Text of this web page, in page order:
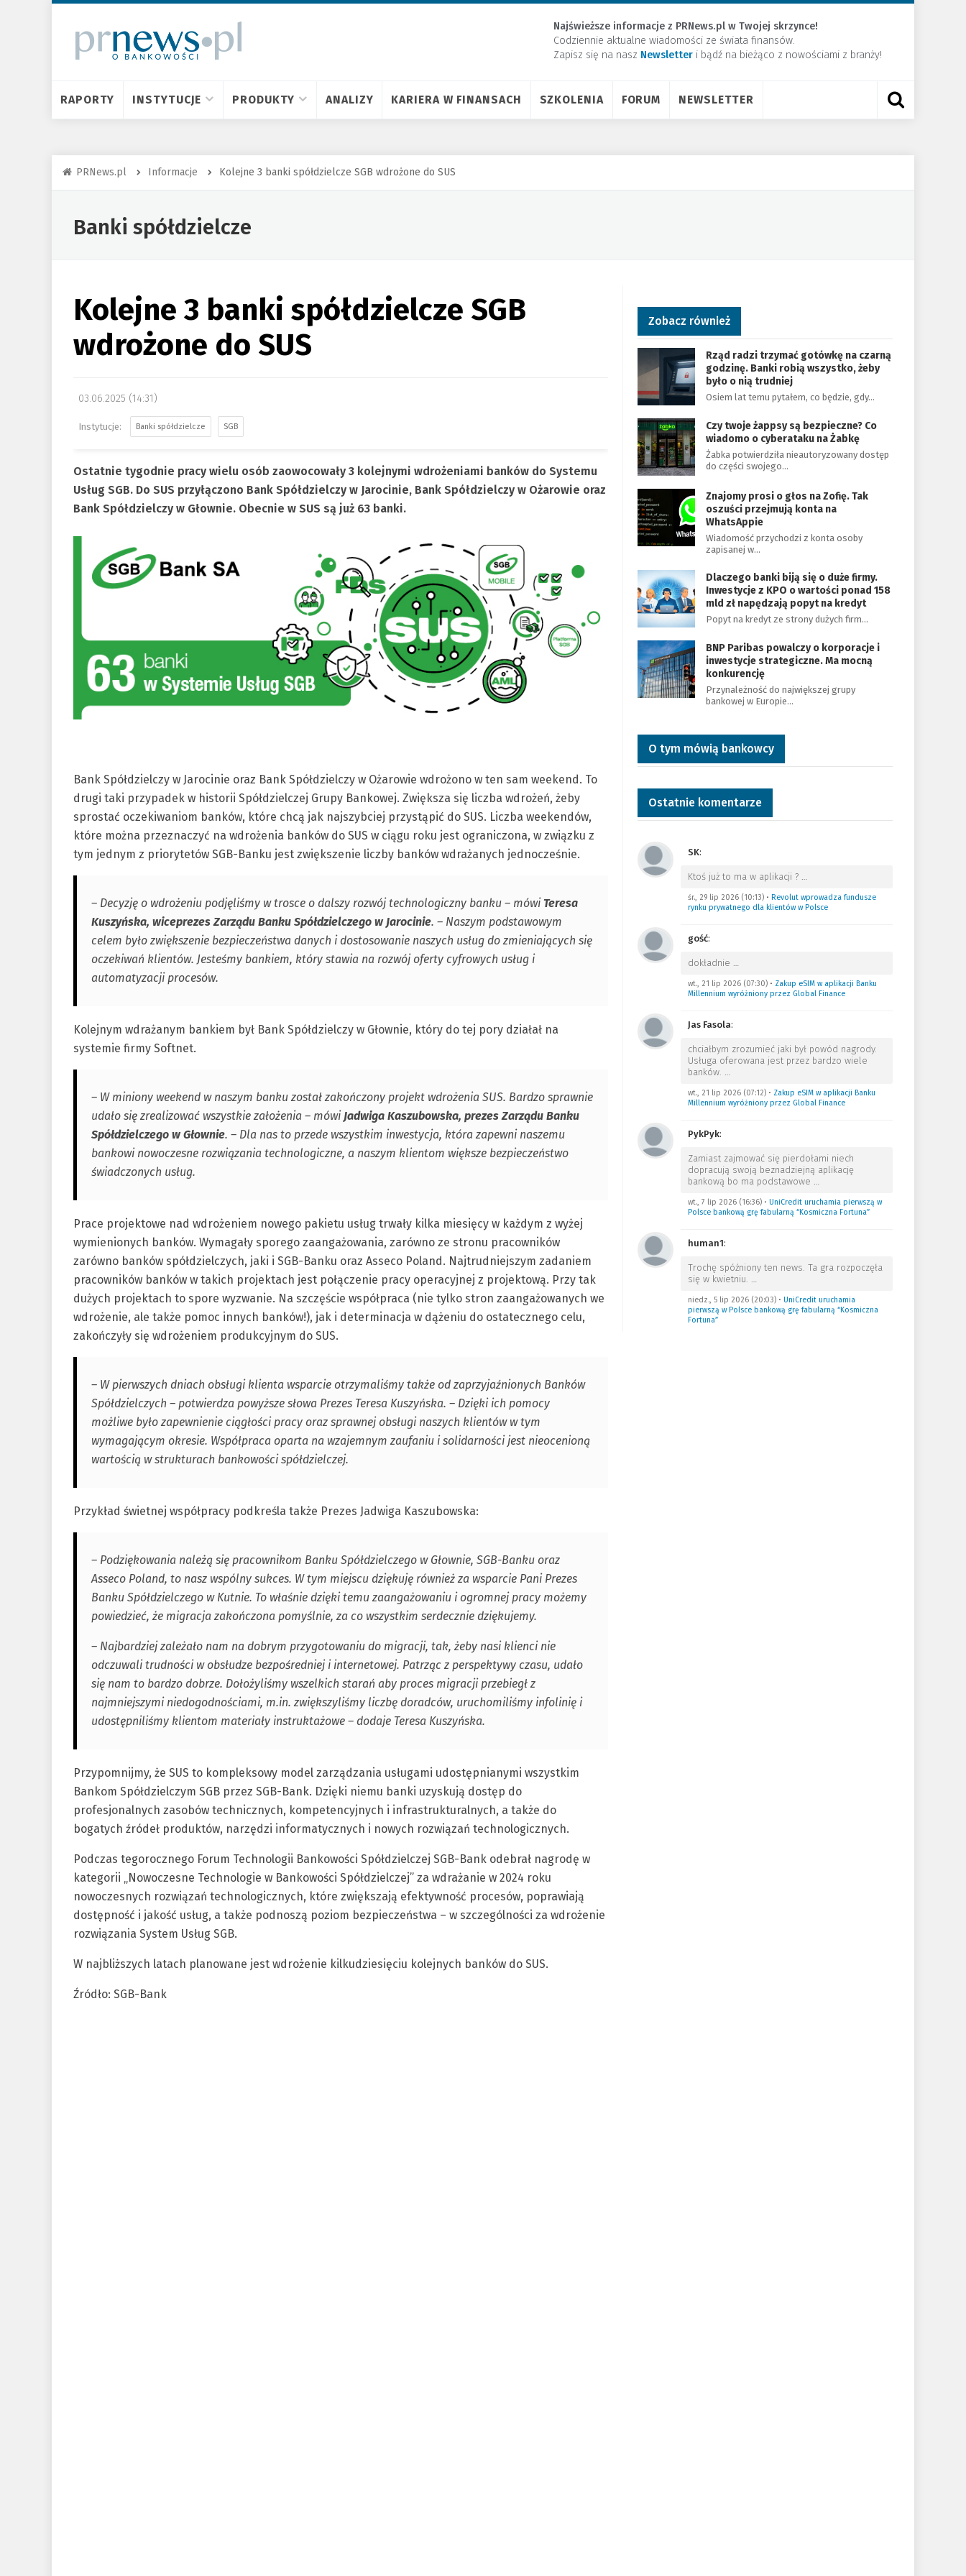
Najświeższe informacje z PRNews.pl w Twojej skrzynce!
Codziennie aktualne wiadomości ze świata finansów.
Zapisz się na nasz Newsletter ​i bądź na bieżąco z nowościami z branży!
RAPORTY INSTYTUCJE PRODUKTY ANALIZY KARIERA W FINANSACH SZKOLENIA FORUM NEWSLETTER
PRNews.pl Informacje Kolejne 3 banki spółdzielcze SGB wdrożone do SUS
Banki spółdzielcze
Kolejne 3 banki spółdzielcze SGB
wdrożone do SUS
03.06.2025 (14:31)
Banki spółdzielcze SGB
Ostatnie tygodnie pracy wielu osób zaowocowały 3 kolejnymi wdrożeniami banków do Systemu
Usług SGB. Do SUS przyłączono Bank Spółdzielczy w Jarocinie, Bank Spółdzielczy w Ożarowie oraz
Bank Spółdzielczy w Głownie. Obecnie w SUS są już 63 banki.
Bank Spółdzielczy w Jarocinie oraz Bank Spółdzielczy w Ożarowie wdrożono w ten sam weekend. To
drugi taki przypadek w historii Spółdzielczej Grupy Bankowej. Zwiększa się liczba wdrożeń, żeby
sprostać oczekiwaniom banków, które chcą jak najszybciej przystąpić do SUS. Liczba weekendów,
które można przeznaczyć na wdrożenia banków do SUS w ciągu roku jest ograniczona, w związku z
tym jednym z priorytetów SGB-Banku jest zwiększenie liczby banków wdrażanych jednocześnie.
– Decyzję o wdrożeniu podjęliśmy w trosce o dalszy rozwój technologiczny banku – mówi Teresa
Kuszyńska, wiceprezes Zarządu Banku Spółdzielczego w Jarocinie. – Naszym podstawowym
celem było zwiększenie bezpieczeństwa danych i dostosowanie naszych usług do zmieniających się
oczekiwań klientów. Jesteśmy bankiem, który stawia na rozwój oferty cyfrowych usług i
automatyzacji procesów.
Kolejnym wdrażanym bankiem był Bank Spółdzielczy w Głownie, który do tej pory działał na
systemie firmy Softnet.
– W miniony weekend w naszym banku został zakończony projekt wdrożenia SUS. Bardzo sprawnie
udało się zrealizować wszystkie założenia – mówi Jadwiga Kaszubowska, prezes Zarządu Banku
Spółdzielczego w Głownie. – Dla nas to przede wszystkim inwestycja, która zapewni naszemu
bankowi nowoczesne rozwiązania technologiczne, a naszym klientom większe bezpieczeństwo
świadczonych usług.
Prace projektowe nad wdrożeniem nowego pakietu usług trwały kilka miesięcy w każdym z wyżej
wymienionych banków. Wymagały sporego zaangażowania, zarówno ze stronu pracowników
zarówno banków spółdzielczych, jaki i SGB-Banku oraz Asseco Poland. Najtrudniejszym zadaniem
pracowników banków w takich projektach jest połączenie pracy operacyjnej z projektową. Przy tak
dużych projektach to spore wyzwanie. Na szczęście współpraca (nie tylko stron zaangażowanych we
wdrożenie, ale także pomoc innych banków!), jak i determinacja w dążeniu do ostatecznego celu,
zakończyły się wdrożeniem produkcyjnym do SUS.
– W pierwszych dniach obsługi klienta wsparcie otrzymaliśmy także od zaprzyjaźnionych Banków
Spółdzielczych – potwierdza powyższe słowa Prezes Teresa Kuszyńska. – Dzięki ich pomocy
możliwe było zapewnienie ciągłości pracy oraz sprawnej obsługi naszych klientów w tym
wymagającym okresie. Współpraca oparta na wzajemnym zaufaniu i solidarności jest nieocenioną
wartością w strukturach bankowości spółdzielczej.
Przykład świetnej współpracy podkreśla także Prezes Jadwiga Kaszubowska:
– Podziękowania należą się pracownikom Banku Spółdzielczego w Głownie, SGB-Banku oraz
Asseco Poland, to nasz wspólny sukces. W tym miejscu dziękuję również za wsparcie Pani Prezes
Banku Spółdzielczego w Kutnie. To właśnie dzięki temu zaangażowaniu i ogromnej pracy możemy
powiedzieć, że migracja zakończona pomyślnie, za co wszystkim serdecznie dziękujemy.
– Najbardziej zależało nam na dobrym przygotowaniu do migracji, tak, żeby nasi klienci nie
odczuwali trudności w obsłudze bezpośredniej i internetowej. Patrząc z perspektywy czasu, udało
się nam to bardzo dobrze. Dołożyliśmy wszelkich starań aby proces migracji przebiegł z
najmniejszymi niedogodnościami, m.in. zwiększyliśmy liczbę doradców, uruchomiliśmy infolinię i
udostępniliśmy klientom materiały instruktażowe – dodaje Teresa Kuszyńska.
Przypomnijmy, że SUS to kompleksowy model zarządzania usługami udostępnianymi wszystkim
Bankom Spółdzielczym SGB przez SGB-Bank. Dzięki niemu banki uzyskują dostęp do
profesjonalnych zasobów technicznych, kompetencyjnych i infrastrukturalnych, a także do
bogatych źródeł produktów, narzędzi informatycznych i nowych rozwiązań technologicznych.
Podczas tegorocznego Forum Technologii Bankowości Spółdzielczej SGB-Bank odebrał nagrodę w
kategorii „Nowoczesne Technologie w Bankowości Spółdzielczej” za wdrażanie w 2024 roku
nowoczesnych rozwiązań technologicznych, które zwiększają efektywność procesów, poprawiają
dostępność i jakość usług, a także podnoszą poziom bezpieczeństwa – w szczególności za wdrożenie
rozwiązania System Usług SGB.
W najbliższych latach planowane jest wdrożenie kilkudziesięciu kolejnych banków do SUS.
Źródło: SGB-Bank
Zobacz również
Rząd radzi trzymać gotówkę na czarną
godzinę. Banki robią wszystko, żeby
było o nią trudniej
Osiem lat temu pytałem, co będzie, gdy…
Czy twoje żappsy są bezpieczne? Co
wiadomo o cyberataku na Żabkę
Żabka potwierdziła nieautoryzowany dostęp
do części swojego…
Znajomy prosi o głos na Zofię. Tak
oszuści przejmują konta na
WhatsAppie
Wiadomość przychodzi z konta osoby
zapisanej w…
Dlaczego banki biją się o duże firmy.
Inwestycje z KPO o wartości ponad 158
mld zł napędzają popyt na kredyt
Popyt na kredyt ze strony dużych firm…
BNP Paribas powalczy o korporacje i
inwestycje strategiczne. Ma mocną
konkurencję
Przynależność do największej grupy
bankowej w Europie…
O tym mówią bankowcy
Ostatnie komentarze
SK:
Ktoś już to ma w aplikacji ? …
śr., 29 lip 2026 (10:13)• Revolut wprowadza fundusze
rynku prywatnego dla klientów w Polsce
gość:
dokładnie …
wt., 21 lip 2026 (07:30)• Zakup eSIM w aplikacji Banku
Millennium wyróżniony przez Global Finance
Jas Fasola:
chciałbym zrozumieć jaki był powód nagrody.
Usługa oferowana jest przez bardzo wiele
banków. …
wt., 21 lip 2026 (07:12)• Zakup eSIM w aplikacji Banku
Millennium wyróżniony przez Global Finance
PykPyk:
Zamiast zajmować się pierdołami niech
dopracują swoją beznadziejną aplikację
bankową bo ma podstawowe …
wt., 7 lip 2026 (16:36)• UniCredit uruchamia pierwszą w
Polsce bankową grę fabularną “Kosmiczna Fortuna”
human1:
Trochę spóźniony ten news. Ta gra rozpoczęła
się w kwietniu. …
niedz., 5 lip 2026 (20:03)• UniCredit uruchamia
pierwszą w Polsce bankową grę fabularną “Kosmiczna
Fortuna”